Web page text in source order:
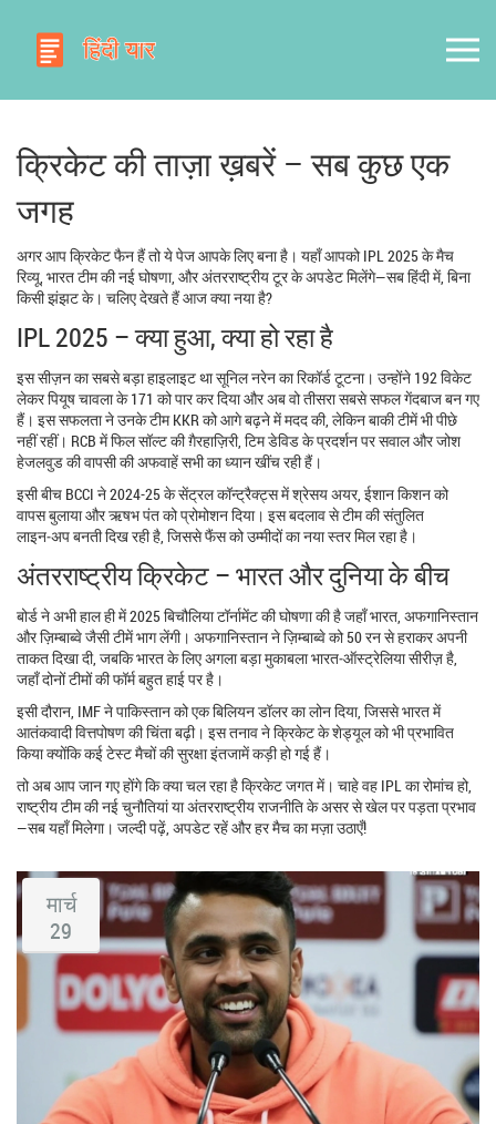
क्रिकेट की ताज़ा ख़बरें – सब कुछ एक
जगह
अगर आप क्रिकेट फैन हैं तो ये पेज आपके लिए बना है। यहाँ आपको IPL 2025 के मैच
रिव्यू, भारत टीम की नई घोषणा, और अंतरराष्ट्रीय टूर के अपडेट मिलेंगे—सब हिंदी में, बिना
किसी झंझट के। चलिए देखते हैं आज क्या नया है?
IPL 2025 – क्या हुआ, क्या हो रहा है
इस सीज़न का सबसे बड़ा हाइलाइट था सूनिल नरेन का रिकॉर्ड टूटना। उन्होंने 192 विकेट
लेकर पियूष चावला के 171 को पार कर दिया और अब वो तीसरा सबसे सफल गेंदबाज बन गए
हैं। इस सफलता ने उनके टीम KKR को आगे बढ़ने में मदद की, लेकिन बाकी टीमें भी पीछे
नहीं रहीं। RCB में फिल सॉल्ट की ग़ैरहाज़िरी, टिम डेविड के प्रदर्शन पर सवाल और जोश
हेजलवुड की वापसी की अफवाहें सभी का ध्यान खींच रही हैं।
इसी बीच BCCI ने 2024-25 के सेंट्रल कॉन्ट्रैक्ट्स में श्रेसय अयर, ईशान किशन को
वापस बुलाया और ऋषभ पंत को प्रोमोशन दिया। इस बदलाव से टीम की संतुलित
लाइन‑अप बनती दिख रही है, जिससे फैंस को उम्मीदों का नया स्तर मिल रहा है।
अंतरराष्ट्रीय क्रिकेट – भारत और दुनिया के बीच
बोर्ड ने अभी हाल ही में 2025 बिचौलिया टॉर्नामेंट की घोषणा की है जहाँ भारत, अफगानिस्तान
और ज़िम्बाब्वे जैसी टीमें भाग लेंगी। अफगानिस्तान ने ज़िम्बाब्वे को 50 रन से हराकर अपनी
ताकत दिखा दी, जबकि भारत के लिए अगला बड़ा मुकाबला भारत‑ऑस्ट्रेलिया सीरीज़ है,
जहाँ दोनों टीमों की फॉर्म बहुत हाई पर है।
इसी दौरान, IMF ने पाकिस्तान को एक बिलियन डॉलर का लोन दिया, जिससे भारत में
आतंकवादी वित्तपोषण की चिंता बढ़ी। इस तनाव ने क्रिकेट के शेड्यूल को भी प्रभावित
किया क्योंकि कई टेस्ट मैचों की सुरक्षा इंतजामें कड़ी हो गई हैं।
तो अब आप जान गए होंगे कि क्या चल रहा है क्रिकेट जगत में। चाहे वह IPL का रोमांच हो,
राष्ट्रीय टीम की नई चुनौतियां या अंतरराष्ट्रीय राजनीति के असर से खेल पर पड़ता प्रभाव
—सब यहाँ मिलेगा। जल्दी पढ़ें, अपडेट रहें और हर मैच का मज़ा उठाएँ!
मार्च
29